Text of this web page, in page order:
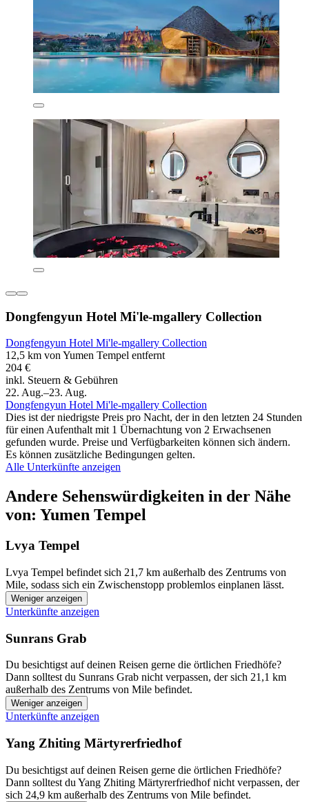
Dongfengyun Hotel Mi'le-mgallery Collection
Dongfengyun Hotel Mi'le-mgallery Collection
12,5 km von Yumen Tempel entfernt
204 €
inkl. Steuern & Gebühren
22. Aug.–23. Aug.
Dongfengyun Hotel Mi'le-mgallery Collection
Dies ist der niedrigste Preis pro Nacht, der in den letzten 24 Stunden
für einen Aufenthalt mit 1 Übernachtung von 2 Erwachsenen
gefunden wurde. Preise und Verfügbarkeiten können sich ändern.
Es können zusätzliche Bedingungen gelten.
Alle Unterkünfte anzeigen
Andere Sehenswürdigkeiten in der Nähe
von: Yumen Tempel
Lvya Tempel
Lvya Tempel befindet sich 21,7 km außerhalb des Zentrums von
Mile, sodass sich ein Zwischenstopp problemlos einplanen lässt.
Weniger anzeigen
Unterkünfte anzeigen
Sunrans Grab
Du besichtigst auf deinen Reisen gerne die örtlichen Friedhöfe?
Dann solltest du Sunrans Grab nicht verpassen, der sich 21,1 km
außerhalb des Zentrums von Mile befindet.
Weniger anzeigen
Unterkünfte anzeigen
Yang Zhiting Märtyrerfriedhof
Du besichtigst auf deinen Reisen gerne die örtlichen Friedhöfe?
Dann solltest du Yang Zhiting Märtyrerfriedhof nicht verpassen, der
sich 24,9 km außerhalb des Zentrums von Mile befindet.